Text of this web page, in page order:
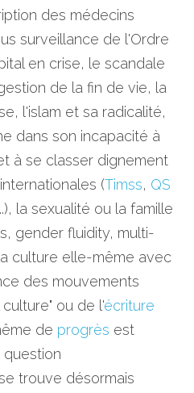
des médecins
surveillance de l'Ordre
en crise, le scandale
de la fin de vie, la
l'islam et sa radicalité,
dans son incapacité à
à se classer dignement
(Timss, QS
la sexualité ou la famille
gender fluidity, multi-
culture elle-même avec
des mouvements
culture" ou de l'écriture
de progrès est
question
trouve désormais